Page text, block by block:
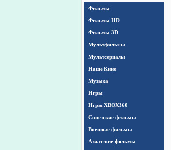
Фильмы
Фильмы HD
Фильмы 3D
Мультфильмы
Мультсериалы
Наше Кино
Музыка
Игры
Игры ХВОХ360
Cоветские фильмы
Военные фильмы
Азиатские фильмы